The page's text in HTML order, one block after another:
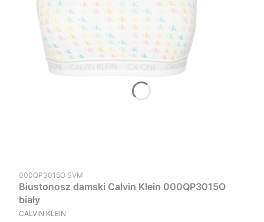
Kod produktu
000QP3015O SVM
Biustonosz damski Calvin Klein 000QP3015O
biały
PRODUCENT
CALVIN KLEIN